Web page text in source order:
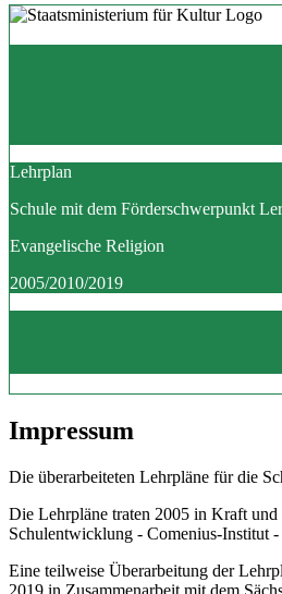
Lehrplan
Schule mit dem Förderschwerpunkt
Evangelische Religion
2005/2010/2019
Impressum
Die überarbeiteten Lehrpläne für die
Die Lehrpläne traten 2005 in Kraft
Schulentwicklung - Comenius-Institut -
Eine teilweise Überarbeitung der
2019 in Zusammenarbeit mit dem